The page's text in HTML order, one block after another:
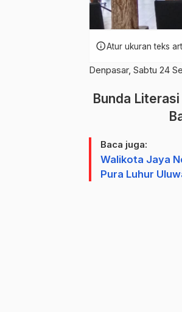
infoAtur ukuran teks
Denpasar, Sabtu 24
Bunda
Baca juga:
Walikota Jaya
Pura Luhur